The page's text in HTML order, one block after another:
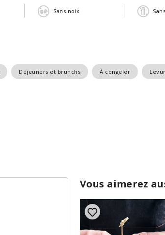
Sans noix
Déjeuners et brunchs À congeler
Vous aimerez